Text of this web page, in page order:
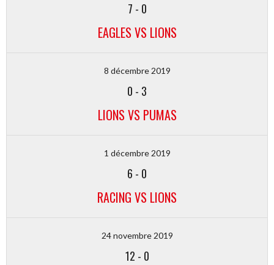
7 - 0
EAGLES VS LIONS
8 décembre 2019
0 - 3
LIONS VS PUMAS
1 décembre 2019
6 - 0
RACING VS LIONS
24 novembre 2019
12 - 0